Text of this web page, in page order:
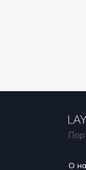
О